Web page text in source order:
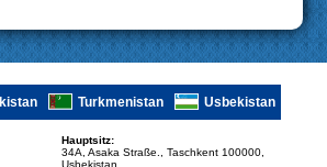
Turkmenistan Usbekistan
Hauptsitz:
34A, Asaka Straße., Taschkent 100000,
Usbekistan